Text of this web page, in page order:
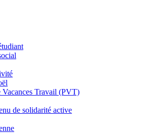
Vacances Travail (PVT)
de solidarité active